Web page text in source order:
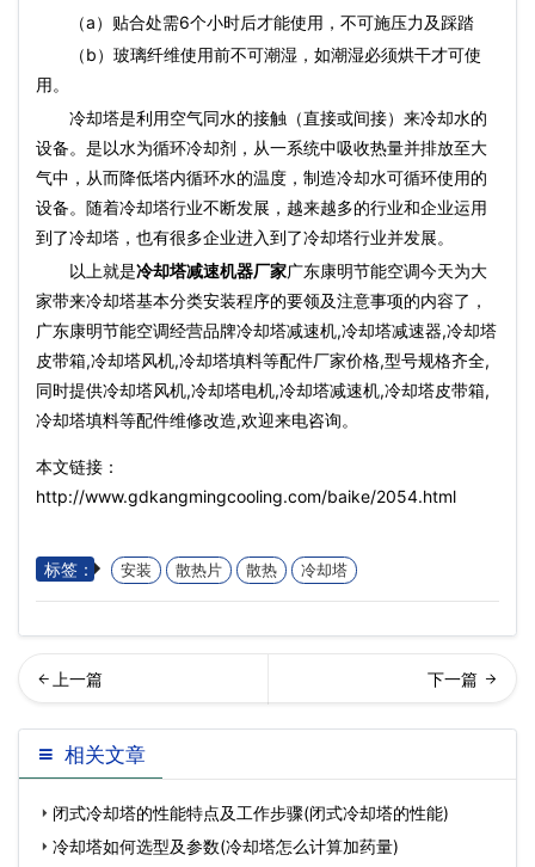
（a）贴合处需6个小时后才能使用，不可施压力及踩踏
（b）玻璃纤维使用前不可潮湿，如潮湿必须烘干才可使
用。
冷却塔是利用空气同水的接触（直接或间接）来冷却水的
设备。是以水为循环冷却剂，从一系统中吸收热量并排放至大
气中，从而降低塔内循环水的温度，制造冷却水可循环使用的
设备。随着冷却塔行业不断发展，越来越多的行业和企业运用
到了冷却塔，也有很多企业进入到了冷却塔行业并发展。
以上就是冷却塔减速机器厂家广东康明节能空调今天为大
家带来冷却塔基本分类安装程序的要领及注意事项的内容了，
广东康明节能空调经营品牌冷却塔减速机,冷却塔减速器,冷却塔
皮带箱,冷却塔风机,冷却塔填料等配件厂家价格,型号规格齐全,
同时提供冷却塔风机,冷却塔电机,冷却塔减速机,冷却塔皮带箱,
冷却塔填料等配件维修改造,欢迎来电咨询。
本文链接：
http://www.gdkangmingcooling.com/baike/2054.html
标签： 安装 散热片 散热 冷却塔
却塔的3大类型特点，你知道
吗?(如何判断冷却塔设备好
么是冷却塔?冷却塔的作用有
哪些?(冷却塔排出的是什么)
相关文章
闭式冷却塔的性能特点及工作步骤(闭式冷却塔的性能)
冷却塔如何选型及参数(冷却塔怎么计算加药量)